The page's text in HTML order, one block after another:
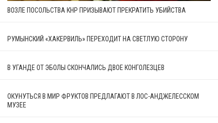
ВОЗЛЕ ПОСОЛЬСТВА КНР ПРИЗЫВАЮТ ПРЕКРАТИТЬ УБИЙСТВА
РУМЫНСКИЙ «ХАКЕРВИЛЬ» ПЕРЕХОДИТ НА СВЕТЛУЮ СТОРОНУ
В УГАНДЕ ОТ ЭБОЛЫ СКОНЧАЛИСЬ ДВОЕ КОНГОЛЕЗЦЕВ
ОКУНУТЬСЯ В МИР ФРУКТОВ ПРЕДЛАГАЮТ В ЛОС-АНДЖЕЛЕССКОМ
МУЗЕЕ